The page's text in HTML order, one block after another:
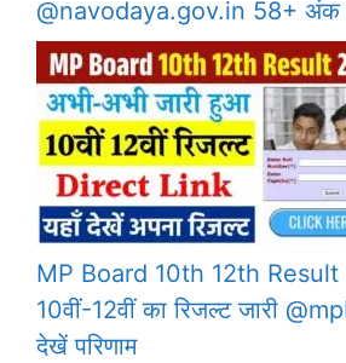
@navodaya.gov.in 58+ अंक
MP Board 10th 12th
10वीं-12वीं का रिजल्ट जारी
देखें परिणाम